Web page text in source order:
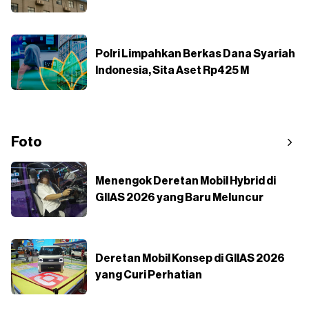
Polri Limpahkan Berkas Dana Syariah
Indonesia, Sita Aset Rp425 M
Foto
Menengok Deretan Mobil Hybrid di
GIIAS 2026 yang Baru Meluncur
Deretan Mobil Konsep di GIIAS 2026
yang Curi Perhatian